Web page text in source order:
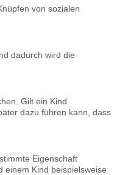
von sozialen
dadurch wird die
Gilt ein Kind
dazu führen kann, dass
Eigenschaft
einem Kind beispielsweise